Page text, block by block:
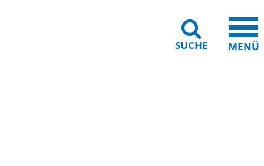
SUCHE MENÜ